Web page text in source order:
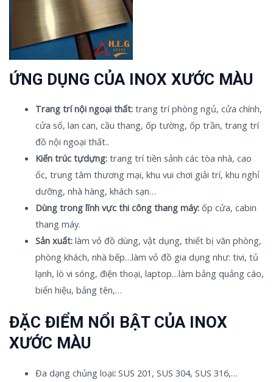
ỨNG DỤNG CỦA INOX XƯỚC MÀU
Trang trí nội ngoại thất: trang trí phòng ngủ, cửa chính,
cửa sổ, lan can, cầu thang, ốp tường, ốp trần, trang trí
đồ nội ngoại thất..
Kiến trúc tựdựng: trang trí tiền sảnh các tòa nhà, cao
ốc, trung tâm thương mại, khu vui chơi giải trí, khu nghỉ
dưỡng, nhà hàng, khách sạn…
Dùng trong lĩnh vực thi công thang máy:ốp cửa, cabin
thang máy.
Sản xuất:làm vỏ đồ dùng, vật dụng, thiết bị văn phòng,
phòng khách, nhà bếp…làm vỏ đồ gia dụng như: tivi, tủ
lạnh, lò vi sóng, điện thoại, laptop…làm bảng quảng cáo,
biển hiệu, bảng tên,…
ĐẶC ĐIỂM NỔI BẬT CỦA INOX
XƯỚC MÀU
Đa dạng chủng loại: SUS 201, SUS 304, SUS 316,…